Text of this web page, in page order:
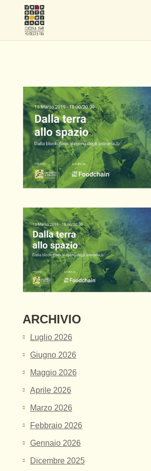
ARCHIVIO
Luglio 2026
Giugno 2026
Maggio 2026
Aprile 2026
Marzo 2026
Febbraio 2026
Gennaio 2026
Dicembre 2025